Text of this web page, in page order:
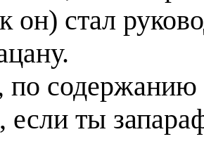
он) стал
содержанию
ты